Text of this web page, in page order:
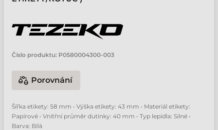
Číslo produktu: P0580004300-003
Porovnání
Šířka etikety: 58 mm • Výška etikety: 43 mm • Materiál etikety:
Papírové • Vnitřní průměr dutinky: 40 mm • Typ lepidla: Silné •
Barva: Bílá